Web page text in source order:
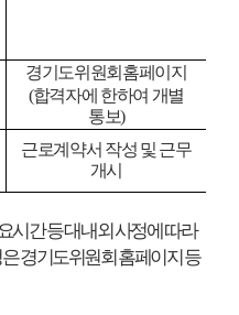
경기도위원회홈페이지
(합격자에 한하여 개별
통보)
근로계약서 작성 및 근무
개시
시간 등 대내외 사정에 따라
경기도위원회 홈페이지 등